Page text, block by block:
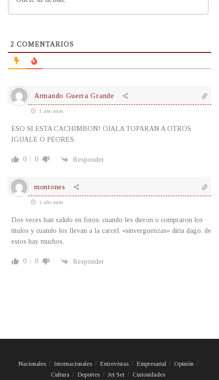
2 COMENTARIOS
Armando Guerra Grande
1 año atrás
ESO SI ESTA CACHIMBON! OJALA TOPARAN A OTROS
IGUALE O PEORES.
0 0 Responder
montones
1 año atrás
Dos veces han salido en fotos; cuando les dieron o compraron los
titulos y cuando los llevan a la carcel. «sinverguenzas» diria dago, de
estos hay muchos.
0 0 Responder
Nacionales Internacionales Entrevistas Empresarial
Opinión
Cultura
Deportes Jet Set Curiosidades